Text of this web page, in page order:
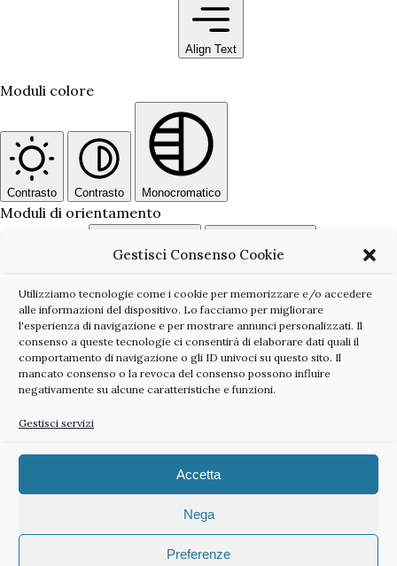
Gestisci Consenso Cookie
Utilizziamo tecnologie come i cookie per memorizzare e/o accedere
alle informazioni del dispositivo. Lo facciamo per migliorare
l'esperienza di navigazione e per mostrare annunci personalizzati. Il
consenso a queste tecnologie ci consentirà di elaborare dati quali il
comportamento di navigazione o gli ID univoci su questo sito. Il
mancato consenso o la revoca del consenso possono influire
negativamente su alcune caratteristiche e funzioni.
Gestisci servizi
Accetta
Nega
Preferenze
Align Text
Moduli colore
Contrasto Contrasto Monocromatico
Moduli di orientamento
Riga di lettura Maschera di lettura Nascondi immagini
Reimposta impostazioni